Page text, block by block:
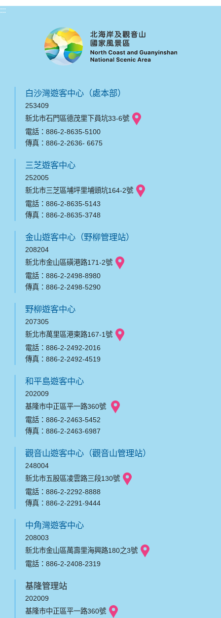
:::
白沙灣遊客中心（處本部）
253409
新北市石門區德茂里下員坑33-6號
電話：886-2-8635-5100
傳真：886-2-2636- 6675
三芝遊客中心
252005
新北市三芝區埔坪里埔頭坑164-2號
電話：886-2-8635-5143
傳真：886-2-8635-3748
金山遊客中心（野柳管理站）
208204
新北市金山區磺港路171-2號
電話：886-2-2498-8980
傳真：886-2-2498-5290
野柳遊客中心
207305
新北市萬里區港東路167-1號
電話：886-2-2492-2016
傳真：886-2-2492-4519
和平島遊客中心
202009
基隆市中正區平一路360號
電話：886-2-2463-5452
傳真：886-2-2463-6987
觀音山遊客中心（觀音山管理站）
248004
新北市五股區凌雲路三段130號
電話：886-2-2292-8888
傳真：886-2-2291-9444
中角灣遊客中心
208003
新北市金山區萬壽里海興路180之3號
電話：886-2-2408-2319
基隆管理站
202009
基隆市中正區平一路360號